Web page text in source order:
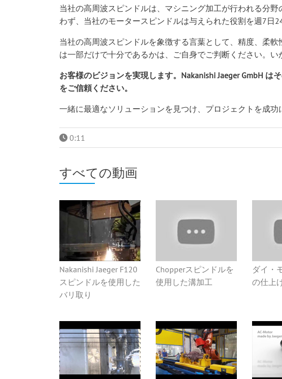
当社の高周波スピンドルは、マシニング加工が行われる分
わず、当社のモータースピンドルは与えられた役割を週7日
当社の高周波スピンドルを象徴する言葉として、精度、柔
は一部だけで十分であるかは、ご自身でご判断ください。
お客様のビジョンを実現します。Nakanishi Jaeger GmbH
をご信頼ください。
一緒に最適なソリューションを見つけ、プロジェクトを成
0:11
すべての動画
Nakanishi Jaeger F120
スピンドルを使用した
バリ取り
Chopperスピンドルを
使用した溝加工
ダイ・
の仕上